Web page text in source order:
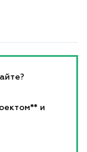
и